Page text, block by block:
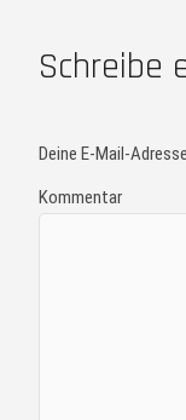
Schreibe
Deine E-Mail-
Kommentar